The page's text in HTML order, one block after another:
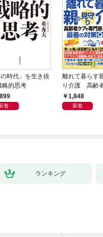
の時代」を生き抜
略的思考
着
離れて暮らす
り介護 高齢者
専門家が教え
対策Q＆A大全
1,848
新着
ランキング